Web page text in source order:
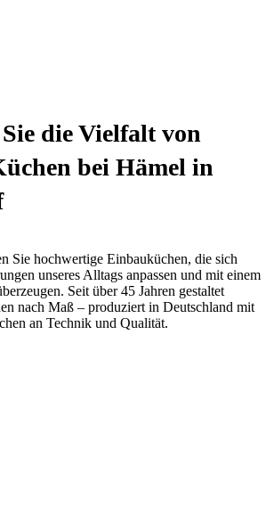
die Vielfalt von
bei Hämel in
Sie hochwertige Einbauküchen, die sich
unseres Alltags anpassen und mit einem
Seit über 45 Jahren gestaltet
nach Maß – produziert in Deutschland mit
an Technik und Qualität.